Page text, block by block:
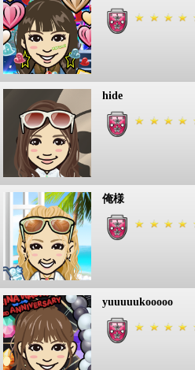
hide
俺様
yuuuuukooooo